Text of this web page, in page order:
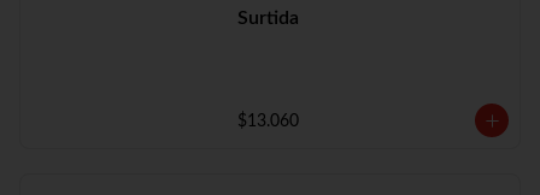
Surtida
$13.060